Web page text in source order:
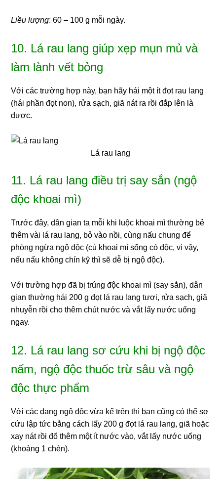
Liều lượng: 60 – 100 g mỗi ngày.
10. Lá rau lang giúp xẹp mụn mủ và
làm lành vết bỏng
Với các trường hợp này, bạn hãy hái một ít đọt rau lang
(hái phần đọt non), rửa sạch, giã nát ra rồi đắp lên là
được.
Lá rau lang
11. Lá rau lang điều trị say sắn (ngộ
độc khoai mì)
Trước đây, dân gian ta mỗi khi luộc khoai mì thường bẻ
thêm vài lá rau lang, bỏ vào nồi, cùng nấu chung để
phòng ngừa ngộ độc (củ khoai mì sống có độc, vì vậy,
nếu nấu không chín kỹ thì sẽ dễ bị ngộ độc).
Với trường hợp đã bị trúng độc khoai mì (say sắn), dân
gian thường hái 200 g đọt lá rau lang tươi, rửa sạch, giã
nhuyễn rồi cho thêm chút nước và vắt lấy nước uống
ngay.
12. Lá rau lang sơ cứu khi bị ngộ độc
nấm, ngộ độc thuốc trừ sâu và ngộ
độc thực phẩm
Với các dạng ngộ độc vừa kể trên thì bạn cũng có thể sơ
cứu lập tức bằng cách lấy 200 g đọt lá rau lang, giã hoặc
xay nát rồi đổ thêm một ít nước vào, vắt lấy nước uống
(khoảng 1 chén).